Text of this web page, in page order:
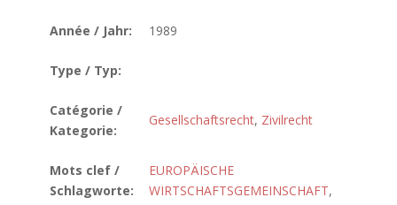
Année / Jahr: 1989
Type / Typ:
Catégorie /
Kategorie:
Gesellschaftsrecht, Zivilrecht
Mots clef /
Schlagworte:
EUROPÄISCHE
WIRTSCHAFTSGEMEINSCHAFT,